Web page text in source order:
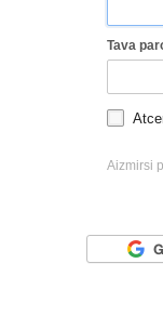
Tava
Aizmirsi